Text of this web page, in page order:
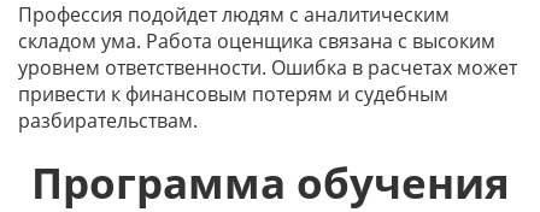
Профессия подойдет людям с аналитическим
складом ума. Работа оценщика связана с высоким
уровнем ответственности. Ошибка в расчетах может
привести к финансовым потерям и судебным
разбирательствам.
Программа обучения